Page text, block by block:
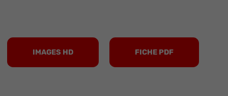
IMAGES HD FICHE PDF